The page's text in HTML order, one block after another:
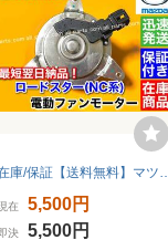
在庫/保証【送料無料】マツダ ロードスター NC【新品 電動 ファン モータ
在 5,500円
決 5,500円